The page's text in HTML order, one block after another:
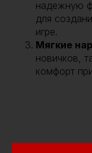
надежную
для
игре.
Мягкие
новичков,
комфорт